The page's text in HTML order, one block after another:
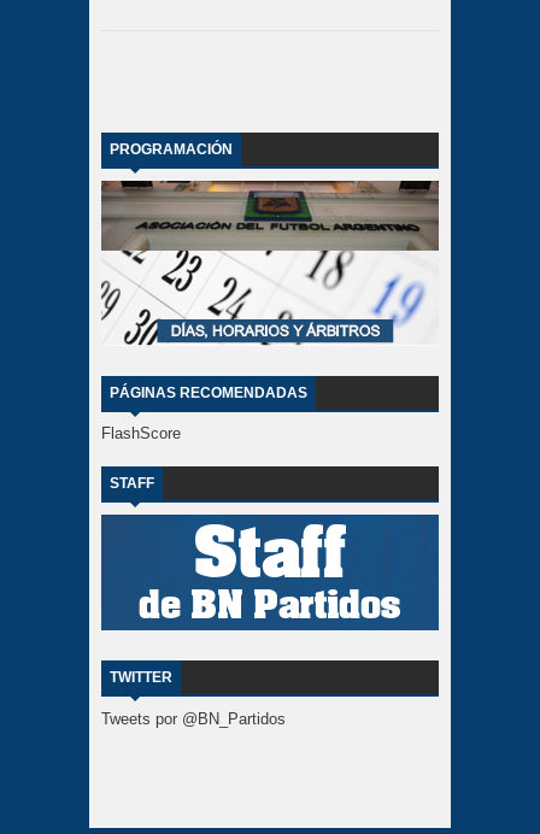
PROGRAMACIÓN
PÁGINAS RECOMENDADAS
FlashScore
STAFF
TWITTER
Tweets por @BN_Partidos